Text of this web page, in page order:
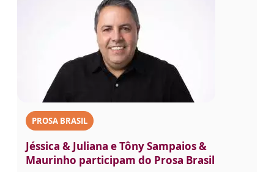
PROSA BRASIL
Jéssica & Juliana e Tôny Sampaios &
Maurinho participam do Prosa Brasil